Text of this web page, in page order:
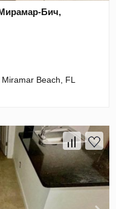
Бич,
Beach, FL